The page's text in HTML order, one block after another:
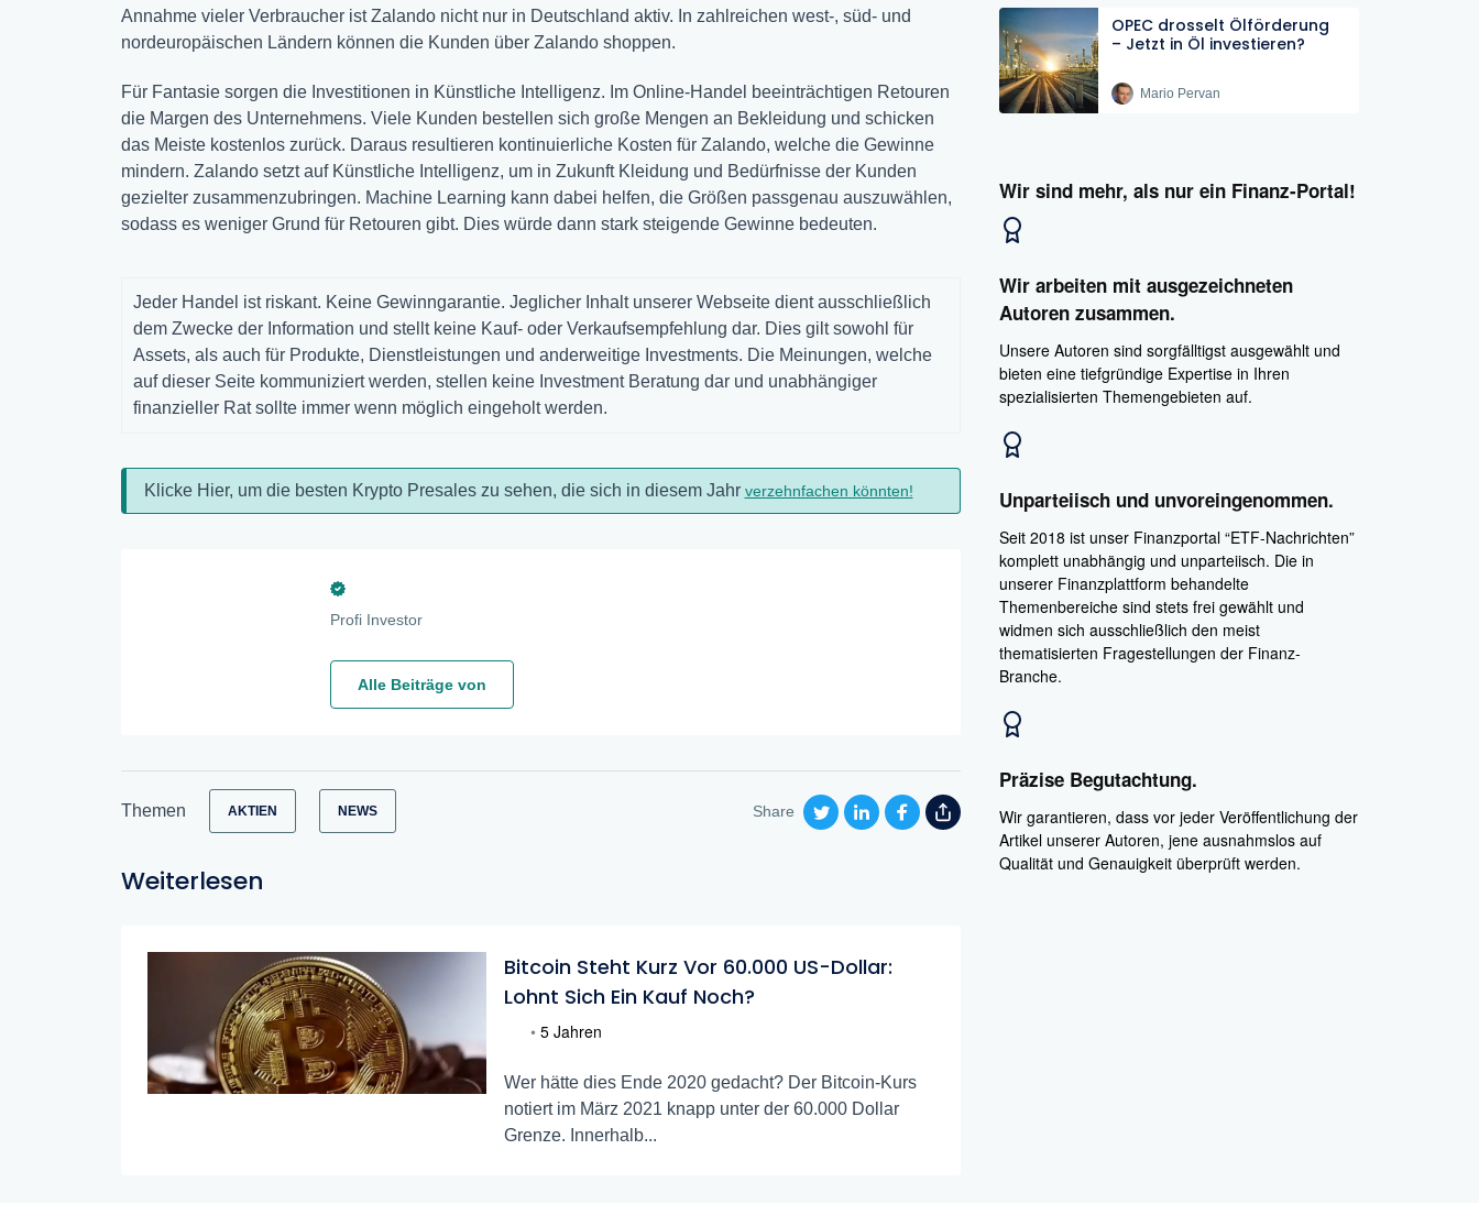
Annahme vieler Verbraucher ist Zalando nicht nur in Deutschland aktiv. In zahlreichen west-, süd- und
nordeuropäischen Ländern können die Kunden über Zalando shoppen.
Für Fantasie sorgen die Investitionen in Künstliche Intelligenz. Im Online-Handel beeinträchtigen Retouren
die Margen des Unternehmens. Viele Kunden bestellen sich große Mengen an Bekleidung und schicken
das Meiste kostenlos zurück. Daraus resultieren kontinuierliche Kosten für Zalando, welche die Gewinne
mindern. Zalando setzt auf Künstliche Intelligenz, um in Zukunft Kleidung und Bedürfnisse der Kunden
gezielter zusammenzubringen. Machine Learning kann dabei helfen, die Größen passgenau auszuwählen,
sodass es weniger Grund für Retouren gibt. Dies würde dann stark steigende Gewinne bedeuten.
Jeder Handel ist riskant. Keine Gewinngarantie. Jeglicher Inhalt unserer Webseite dient ausschließlich
dem Zwecke der Information und stellt keine Kauf- oder Verkaufsempfehlung dar. Dies gilt sowohl für
Assets, als auch für Produkte, Dienstleistungen und anderweitige Investments. Die Meinungen, welche
auf dieser Seite kommuniziert werden, stellen keine Investment Beratung dar und unabhängiger
finanzieller Rat sollte immer wenn möglich eingeholt werden.
Klicke Hier, um die besten Krypto Presales zu sehen, die sich in diesem Jahr verzehnfachen könnten!
Profi Investor
Alle Beiträge von
Themen AKTIEN NEWS Share
Weiterlesen
Bitcoin Steht Kurz Vor 60.000 US-Dollar:
Lohnt Sich Ein Kauf Noch?
• 5 Jahren
Wer hätte dies Ende 2020 gedacht? Der Bitcoin-Kurs
notiert im März 2021 knapp unter der 60.000 Dollar
Grenze. Innerhalb...
OPEC drosselt Ölförderung
– Jetzt in Öl investieren?
Mario Pervan
Wir sind mehr, als nur ein Finanz-Portal!
Wir arbeiten mit ausgezeichneten
Autoren zusammen.
Unsere Autoren sind sorgfälltigst ausgewählt und
bieten eine tiefgründige Expertise in Ihren
spezialisierten Themengebieten auf.
Unparteiisch und unvoreingenommen.
Seit 2018 ist unser Finanzportal “ETF-Nachrichten”
komplett unabhängig und unparteiisch. Die in
unserer Finanzplattform behandelte
Themenbereiche sind stets frei gewählt und
widmen sich ausschließlich den meist
thematisierten Fragestellungen der Finanz-
Branche.
Präzise Begutachtung.
Wir garantieren, dass vor jeder Veröffentlichung der
Artikel unserer Autoren, jene ausnahmslos auf
Qualität und Genauigkeit überprüft werden.